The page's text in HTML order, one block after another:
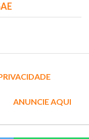
ANUNCIE AQUI